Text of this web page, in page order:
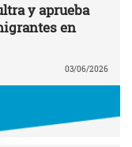
y aprueba
en
03/06/2026